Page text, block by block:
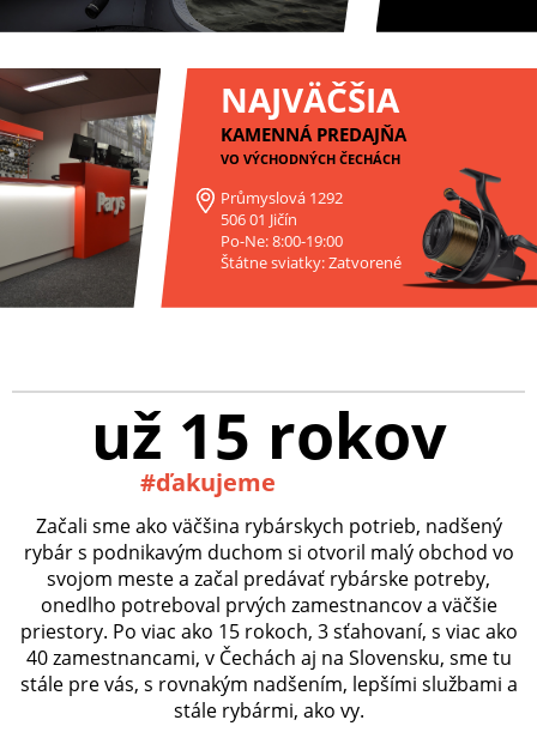
NAJVÄČŠIA
KAMENNÁ PREDAJŇA
VO VÝCHODNÝCH ČECHÁCH
Průmyslová 1292
506 01 Jičín
Po-Ne: 8:00-19:00
Štátne sviatky: Zatvorené
už 15 rokov
#ďakujeme
Začali sme ako väčšina rybárskych potrieb, nadšený
rybár s podnikavým duchom si otvoril malý obchod vo
svojom meste a začal predávať rybárske potreby,
onedlho potreboval prvých zamestnancov a väčšie
priestory. Po viac ako 15 rokoch, 3 sťahovaní, s viac ako
40 zamestnancami, v Čechách aj na Slovensku, sme tu
stále pre vás, s rovnakým nadšením, lepšími službami a
stále rybármi, ako vy.